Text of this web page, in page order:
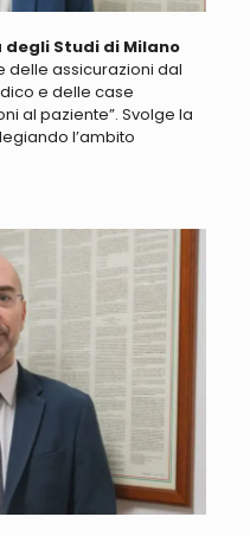
degli Studi di Milano
delle assicurazioni dal
e delle case
al paziente”. Svolge la
l’ambito